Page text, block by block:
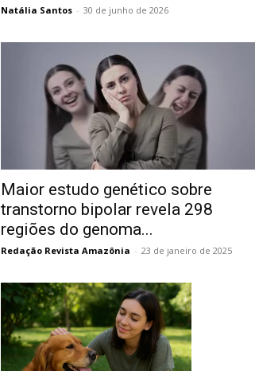
Natália Santos - 30 de junho de 2026
Maior estudo genético sobre
transtorno bipolar revela 298
regiões do genoma...
Redação Revista Amazônia - 23 de janeiro de 2025